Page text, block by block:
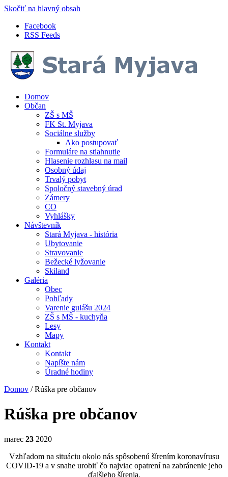
Skočiť na hlavný obsah
Facebook
RSS Feeds
Domov
Občan
ZŠ s MŠ
FK St. Myjava
Sociálne služby
Ako postupovať
Formuláre na stiahnutie
Hlasenie rozhlasu na mail
Osobný údaj
Trvalý pobyt
Spoločný stavebný úrad
Zámery
CO
Vyhlášky
Návštevník
Stará Myjava - história
Ubytovanie
Stravovanie
Bežecké lyžovanie
Skiland
Galéria
Obec
Pohľady
Varenie gulášu 2024
ZŠ s MŠ - kuchyňa
Lesy
Mapy
Kontakt
Kontakt
Napíšte nám
Úradné hodiny
Domov /Rúška pre občanov
Rúška pre občanov
marec 23 2020
Vzhľadom na situáciu okolo nás spôsobenú šírením koronavírusu
COVID-19 a v snahe urobiť čo najviac opatrení na zabránenie jeho
ďalšieho šírenia,